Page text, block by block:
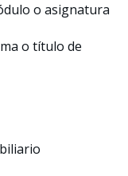
o asignatura
o título de